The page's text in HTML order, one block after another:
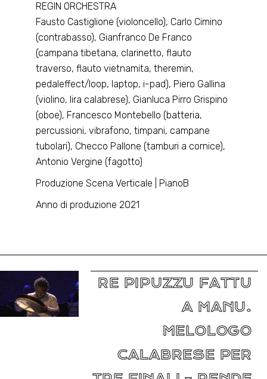
REGIN ORCHESTRA
Fausto Castiglione (violoncello), Carlo Cimino
(contrabasso), Gianfranco De Franco
(campana tibetana, clarinetto, flauto
traverso, flauto vietnamita, theremin,
pedaleffect/loop, laptop, i-pad), Piero Gallina
(violino, lira calabrese), Gianluca Pirro Grispino
(oboe), Francesco Montebello (batteria,
percussioni, vibrafono, timpani, campane
tubolari), Checco Pallone (tamburi a cornice),
Antonio Vergine (fagotto)
Produzione Scena Verticale | PianoB
Anno di produzione 2021
RE PIPUZZU FATTU
A MANU.
MELOLOGO
CALABRESE PER